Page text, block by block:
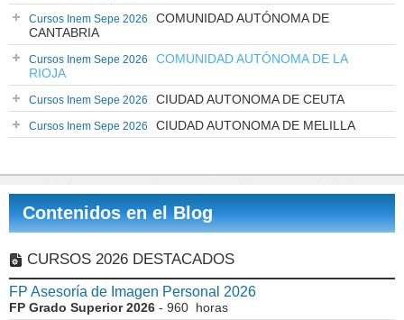
Cursos Inem Sepe 2026
COMUNIDAD AUTÓNOMA DE
CANTABRIA
Cursos Inem Sepe 2026
COMUNIDAD AUTÓNOMA DE LA
RIOJA
Cursos Inem Sepe 2026 CIUDAD AUTONOMA DE CEUTA
Cursos Inem Sepe 2026 CIUDAD AUTONOMA DE MELILLA
Contenidos en el Blog
CURSOS 2026 DESTACADOS
FP Asesoría de Imagen Personal 2026
FP Grado Superior 2026 - 960 horas